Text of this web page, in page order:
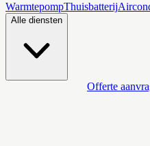
WarmtepompThuisbatterij
Alle diensten
Offerte